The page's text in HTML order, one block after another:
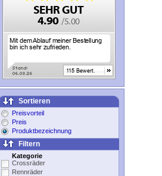
Sortieren
Preisvorteil
Preis
Produktbezeichnung
Filtern
Kategorie
Crossräder
Rennräder